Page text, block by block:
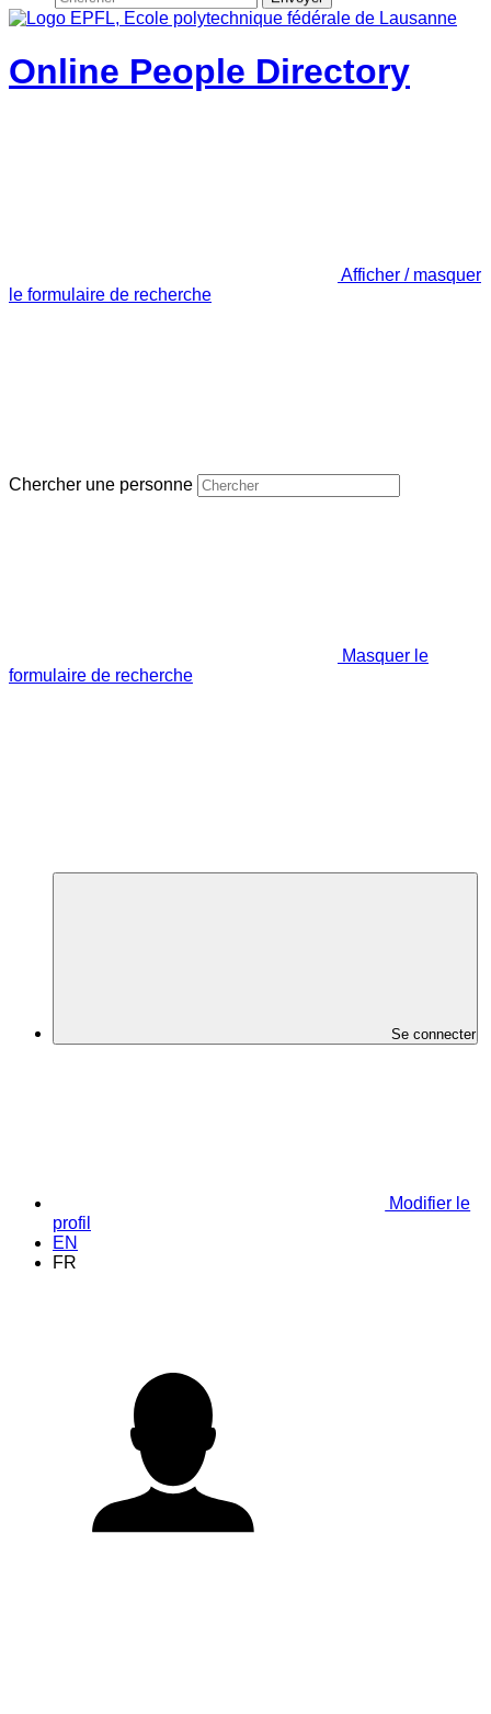
Online People Directory
Afficher / masquer
le formulaire de recherche
Chercher une personne
Masquer le
formulaire de recherche
Se connecter
Modifier le
profil
EN
FR